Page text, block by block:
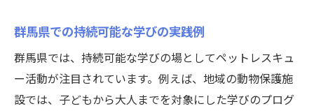
群馬県での持続可能な学びの実践例
群馬県では、持続可能な学びの場としてペットレスキュ
ー活動が注目されています。例えば、地域の動物保護施
設では、子どもから大人までを対象にした学びのプログ